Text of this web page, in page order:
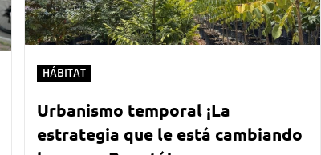
HÁBITAT
Urbanismo temporal ¡La
estrategia que le está cambiando